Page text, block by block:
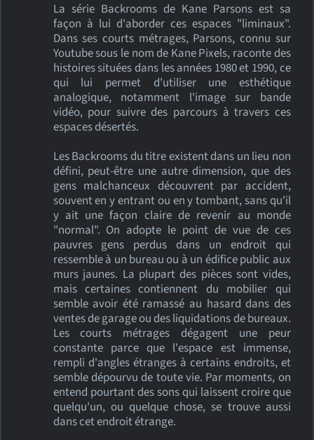
La série Backrooms de Kane Parsons est sa
façon à lui d'aborder ces espaces "liminaux".
Dans ses courts métrages, Parsons, connu sur
Youtube sous le nom de Kane Pixels, raconte des
histoires situées dans les années 1980 et 1990, ce
qui lui permet d'utiliser une esthétique
analogique, notamment l'image sur bande
vidéo, pour suivre des parcours à travers ces
espaces désertés.
Les Backrooms du titre existent dans un lieu non
défini, peut-être une autre dimension, que des
gens malchanceux découvrent par accident,
souvent en y entrant ou en y tombant, sans qu'il
y ait une façon claire de revenir au monde
"normal". On adopte le point de vue de ces
pauvres gens perdus dans un endroit qui
ressemble à un bureau ou à un édifice public aux
murs jaunes. La plupart des pièces sont vides,
mais certaines contiennent du mobilier qui
semble avoir été ramassé au hasard dans des
ventes de garage ou des liquidations de bureaux.
Les courts métrages dégagent une peur
constante parce que l'espace est immense,
rempli d'angles étranges à certains endroits, et
semble dépourvu de toute vie. Par moments, on
entend pourtant des sons qui laissent croire que
quelqu'un, ou quelque chose, se trouve aussi
dans cet endroit étrange.